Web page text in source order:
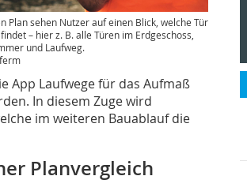
Plan sehen Nutzer auf einen Blick, welche Tür
– hier z. B. alle Türen im Erdgeschoss,
und Laufweg.
App Laufwege für das Aufmaß
In diesem Zuge wird
im weiteren Bauablauf die
Planvergleich